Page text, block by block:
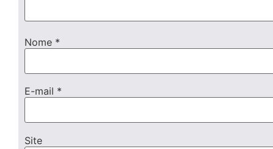
Nome *
E-mail *
Site